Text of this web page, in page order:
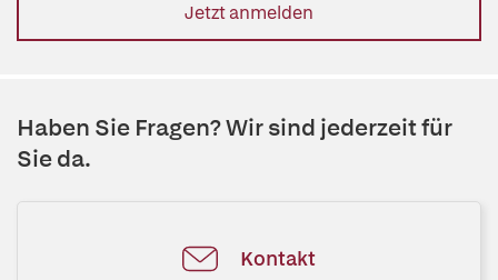
Jetzt anmelden
Haben Sie Fragen? Wir sind jederzeit für
Sie da.
Kontakt